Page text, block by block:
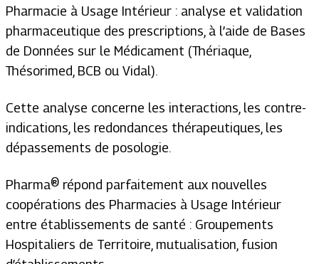
Pharmacie à Usage Intérieur : analyse et validation
pharmaceutique des prescriptions, à l’aide de Bases
de Données sur le Médicament (Thériaque,
Thésorimed, BCB ou Vidal).
Cette analyse concerne les interactions, les contre-
indications, les redondances thérapeutiques, les
dépassements de posologie.
Pharma® répond parfaitement aux nouvelles
coopérations des Pharmacies à Usage Intérieur
entre établissements de santé : Groupements
Hospitaliers de Territoire, mutualisation, fusion